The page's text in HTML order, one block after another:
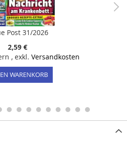
Post 31/2026
2,59 €
, exkl. Versandkosten
WARENKORB